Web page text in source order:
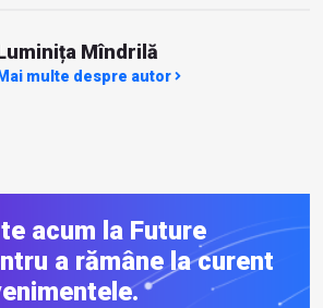
Mîndrilă
multe despre autor
acum la Future
a rămâne la curent